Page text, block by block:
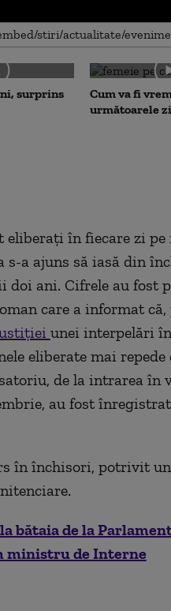
surprins
Cum va fi
următoarele
în fiecare zi pe
s-a ajuns să iasă din
ani. Cifrele au fost
care a informat
unei interpelări
eliberate mai repede
de la intrarea în
au fost
în închisori, potrivit
bătaia de la
ministru de Interne